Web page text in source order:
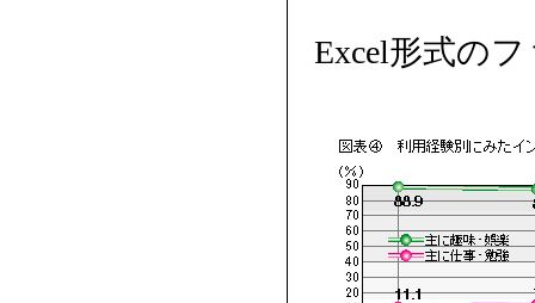
Excel形式の